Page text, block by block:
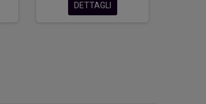
DETTAGLI